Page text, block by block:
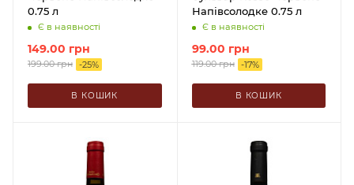
0.75 л
Є в наявності
149.00 грн
199.00грн -25%
В КОШИК
Напівсолодке 0.75 л
Є в наявності
99.00 грн
119.00грн -17%
В КОШИК